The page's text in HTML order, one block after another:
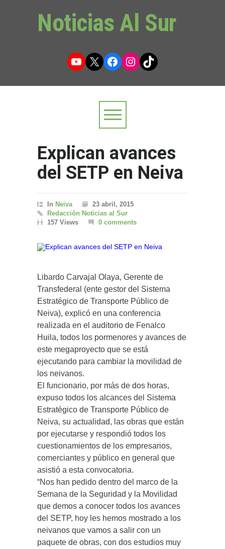
Noticias Al Sur
YouTube
X Facebook
Instagram
TikTok
Explican avances
del SETP en Neiva
In Neiva
23 abril, 2015
Redacción Noticias al Sur
157 Views
0 comments
Libardo Carvajal Olaya, Gerente de
Transfederal (ente gestor del Sistema
Estratégico de Transporte Público de
Neiva), explicó en una conferencia
realizada en el auditorio de Fenalco
Huila, todos los pormenores y avances de
este megaproyecto que se está
ejecutando para cambiar la movilidad de
los neivanos.
El funcionario, por más de dos horas,
expuso todos los alcances del Sistema
Estratégico de Transporte Público de
Neiva, su actualidad, las obras que están
por ejecutarse y respondió todos los
cuestionamientos de los empresarios,
comerciantes y público en general que
asistió a esta convocatoria.
“Nos han pedido dentro del marco de la
Semana de la Seguridad y la Movilidad
que demos a conocer todos los avances
del SETP, hoy les hemos mostrado a los
neivanos que vamos a salir con un
paquete de obras, con dos estudios muy